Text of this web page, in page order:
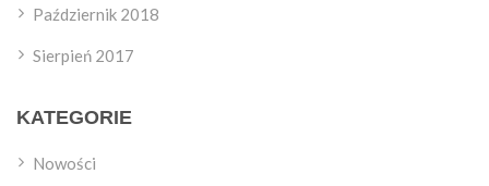
Październik 2018
Sierpień 2017
KATEGORIE
Nowości